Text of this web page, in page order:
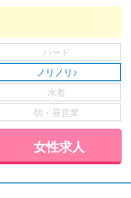
ノリノリ♪
女性求人